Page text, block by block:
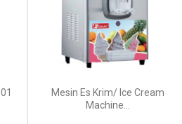
Mesin Es Krim/ Ice Cream
Machine...